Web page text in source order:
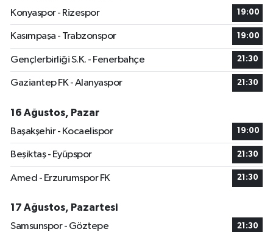
Konyaspor - Rizespor
19:00
Kasımpaşa - Trabzonspor 19:00
Gençlerbirliği S.K. - Fenerbahçe 21:30
Gaziantep FK - Alanyaspor 21:30
16 Ağustos, Pazar
Başakşehir - Kocaelispor
19:00
Beşiktaş - Eyüpspor 21:30
Amed - Erzurumspor FK 21:30
17 Ağustos, Pazartesi
Samsunspor - Göztepe
21:30